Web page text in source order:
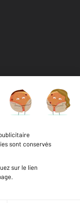
d'honoraires